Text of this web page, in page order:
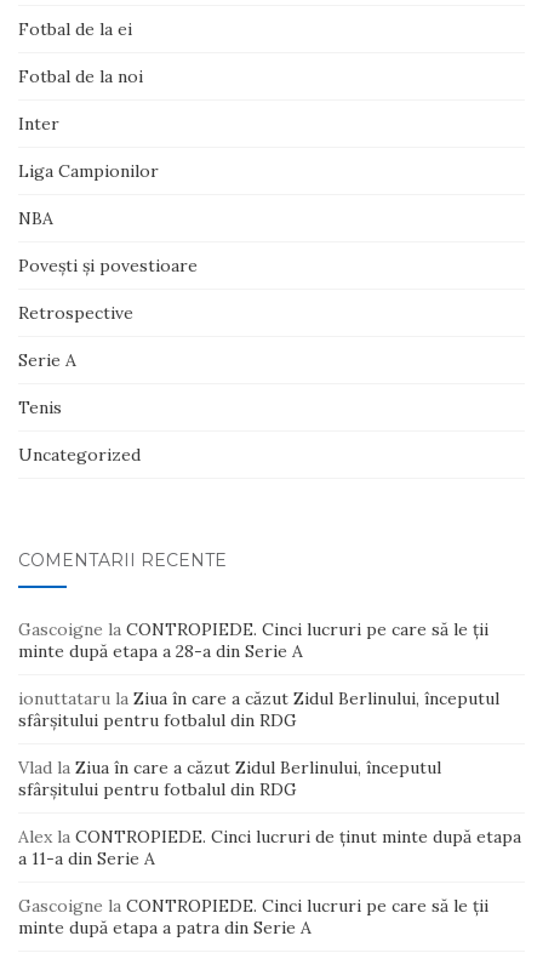
Fotbal de la ei
Fotbal de la noi
Inter
Liga Campionilor
NBA
Poveşti şi povestioare
Retrospective
Serie A
Tenis
Uncategorized
COMENTARII RECENTE
Gascoigne la CONTROPIEDE. Cinci lucruri pe care să le ții
minte după etapa a 28-a din Serie A
ionuttataru la Ziua în care a căzut Zidul Berlinului, începutul
sfârșitului pentru fotbalul din RDG
Vlad la Ziua în care a căzut Zidul Berlinului, începutul
sfârșitului pentru fotbalul din RDG
Alex la CONTROPIEDE. Cinci lucruri de ținut minte după etapa
a 11-a din Serie A
Gascoigne la CONTROPIEDE. Cinci lucruri pe care să le ții
minte după etapa a patra din Serie A